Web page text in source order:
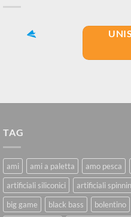
TAG
ami ami a paletta amo pesca
artificiali siliconici
artificiali
big game
black bass bolentino